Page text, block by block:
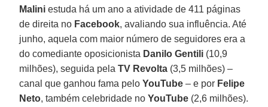
Malini estuda há um ano a atividade de 411 páginas
de direita no Facebook, avaliando sua influência. Até
junho, aquela com maior número de seguidores era a
do comediante oposicionista Danilo Gentili (10,9
milhões), seguida pelaTV Revolta (3,5 milhões) –
canal que ganhou fama peloYouTube – e por Felipe
Neto, também celebridade noYouTube (2,6 milhões).